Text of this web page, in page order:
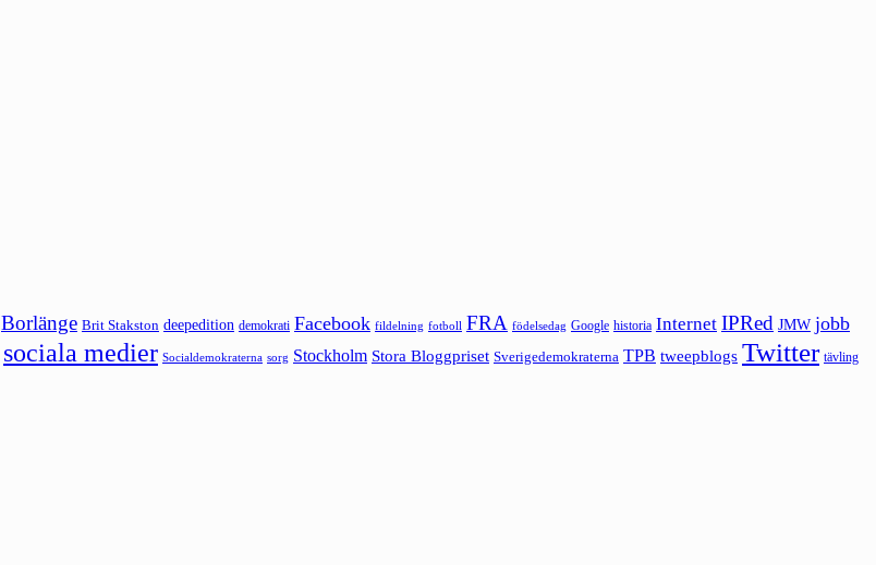
Borlänge Brit Stakston deepedition demokrati Facebook fildelning fotboll FRA födelsedag Google historia Internet IPRed JMW jobb
sociala medier Socialdemokraterna sorg Stockholm Stora Bloggpriset Sverigedemokraterna TPB tweepblogs Twitter tävling